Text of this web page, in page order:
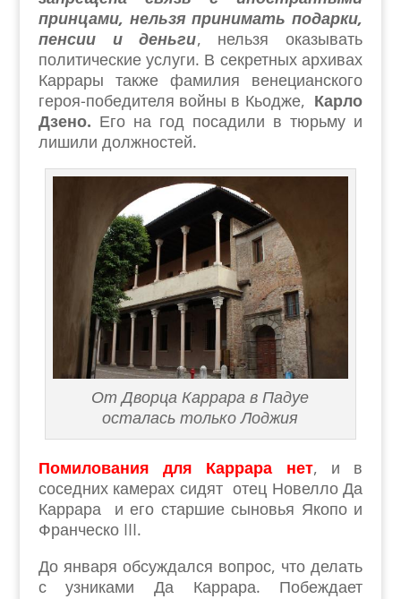
принцами, нельзя принимать подарки,
пенсии и деньги, нельзя оказывать
политические услуги. В секретных архивах
Каррары также фамилия венецианского
героя-победителя войны в Кьодже, Карло
Дзено. Его на год посадили в тюрьму и
лишили должностей.
От Дворца Каррара в Падуе
осталась только Лоджия
Помилования для Каррара нет, и в
соседних камерах сидят отец Новелло Да
Каррара и его старшие сыновья Якопо и
Франческо III.
До января обсуждался вопрос, что делать
с узниками Да Каррара. Побеждает